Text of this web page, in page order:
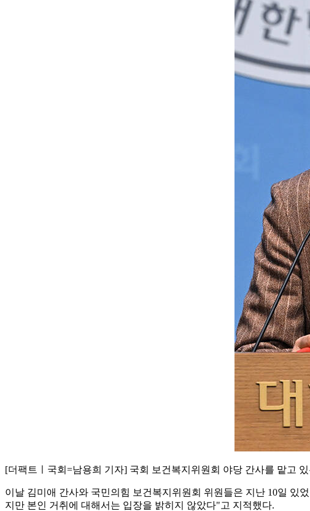
[더팩트ㅣ국회=남용희 기자] 국회 보건복지위원회 야당 간사를 맡고
이날 김미애 간사와 국민의힘 보건복지위원회 위원들은 지난 10일 있
지만 본인 거취에 대해서는 입장을 밝히지 않았다"고 지적했다.